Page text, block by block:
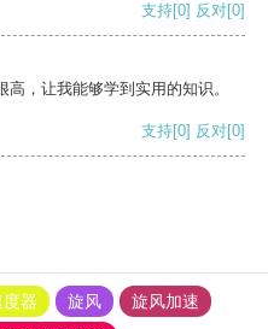
支持[0] 反对[0]
，让我能够学到实用的知识。
支持[0] 反对[0]
器 旋风
旋风加速